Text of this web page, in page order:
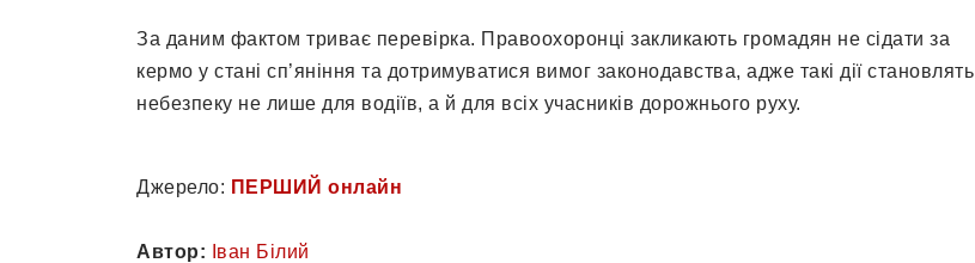
За даним фактом триває перевірка. Правоохоронці закликають громадян не сідати за
кермо у стані сп’яніння та дотримуватися вимог законодавства, адже такі дії становлять
небезпеку не лише для водіїв, а й для всіх учасників дорожнього руху.
Джерело: ПЕРШИЙ онлайн
Автор: Іван Білий